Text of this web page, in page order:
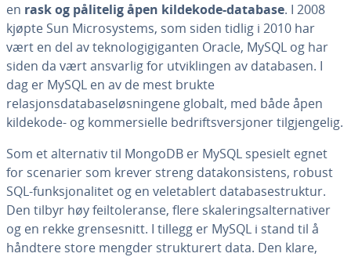
en rask og pålitelig åpen kildekode-database. I 2008
kjøpte Sun Microsystems, som siden tidlig i 2010 har
vært en del av teknologigiganten Oracle, MySQL og har
siden da vært ansvarlig for utviklingen av databasen. I
dag er MySQL en av de mest brukte
relasjonsdatabaseløsningene globalt, med både åpen
kildekode- og kommersielle bedriftsversjoner tilgjengelig.
Som et alternativ til MongoDB er MySQL spesielt egnet
for scenarier som krever streng datakonsistens, robust
SQL-funksjonalitet og en veletablert databasestruktur.
Den tilbyr høy feiltoleranse, flere skaleringsalternativer
og en rekke grensesnitt. I tillegg er MySQL i stand til å
håndtere store mengder strukturert data. Den klare,